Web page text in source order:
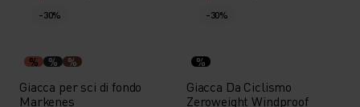
-30%
% % %
Giacca per sci di fondo
Markenes
-30%
%
Giacca Da Ciclismo
Zeroweight Windproof